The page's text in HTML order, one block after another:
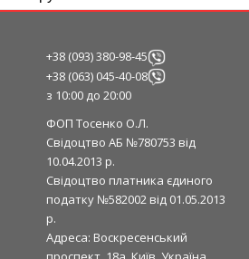
+38 (093) 380-98-45
+38 (063) 045-40-08
з 10:00 до 20:00
ФОП Тосенко О.Л.
Свідоцтво АБ №780753 від
10.04.2013 р.
Свідоцтво платника єдиного
податку №582002 від 01.05.2013
р.
Адреса: Воскресенський